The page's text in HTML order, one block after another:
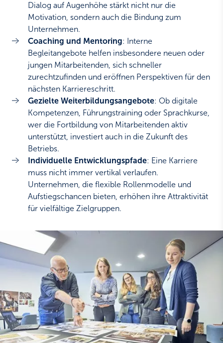
Dialog auf Augenhöhe stärkt nicht nur die
Motivation, sondern auch die Bindung zum
Unternehmen.
Coaching und Mentoring: Interne
Begleitangebote helfen insbesondere neuen oder
jungen Mitarbeitenden, sich schneller
zurechtzufinden und eröffnen Perspektiven für den
nächsten Karriereschritt.
Gezielte Weiterbildungsangebote: Ob digitale
Kompetenzen, Führungstraining oder Sprachkurse,
wer die Fortbildung von Mitarbeitenden aktiv
unterstützt, investiert auch in die Zukunft des
Betriebs.
Individuelle Entwicklungspfade: Eine Karriere
muss nicht immer vertikal verlaufen.
Unternehmen, die flexible Rollenmodelle und
Aufstiegschancen bieten, erhöhen ihre Attraktivität
für vielfältige Zielgruppen.